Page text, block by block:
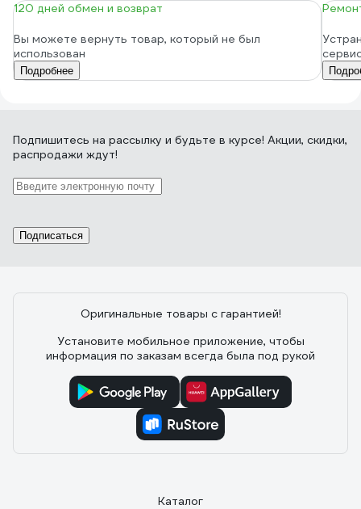
120 дней обмен и возврат
Вы можете вернуть товар, который не был
использован
Подробнее
Подпишитесь на рассылку и будьте в курсе! Акции, скидки,
распродажи ждут!
Подписаться
Оригинальные товары с гарантией!
Установите мобильное приложение, чтобы
информация по заказам всегда была под рукой
Каталог